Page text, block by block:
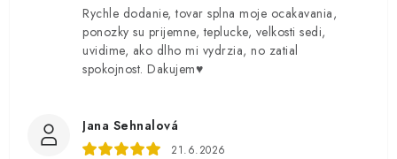
Rychle dodanie, tovar splna moje ocakavania,
ponozky su prijemne, teplucke, velkosti sedi,
uvidime, ako dlho mi vydrzia, no zatial
spokojnost. Dakujem♥️
Jana Sehnalová
21.6.2026